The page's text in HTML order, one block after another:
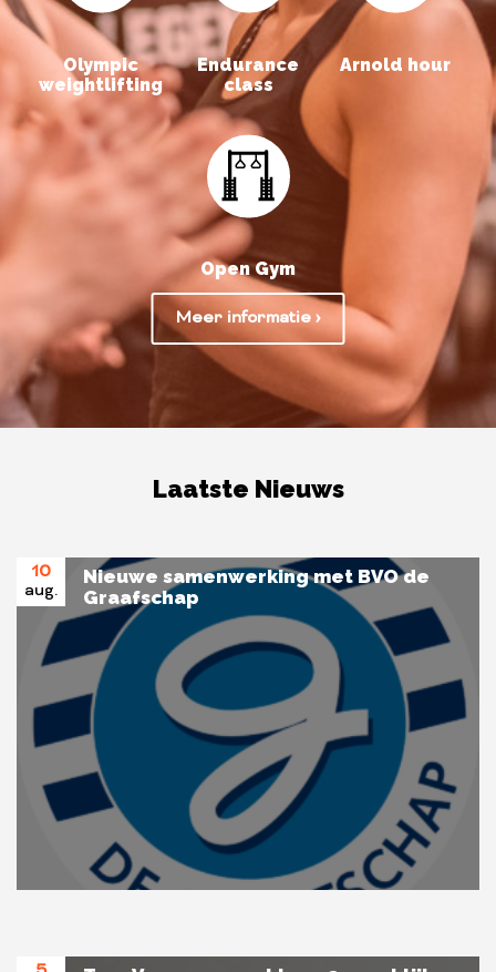
Olympic
weightlifting
Endurance
class
Arnold hour
Open Gym
Meer informatie ›
Laatste Nieuws
Nieuwe samenwerking met BVO de
Graafschap
10
aug.